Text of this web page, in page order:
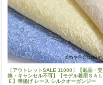
〔アウトレットSALE 11000〕【返品・交
換・キャンセル不可】【モデル着用ＳＡＬ
Ｅ】帯揚げ レース シルクオーガンジー